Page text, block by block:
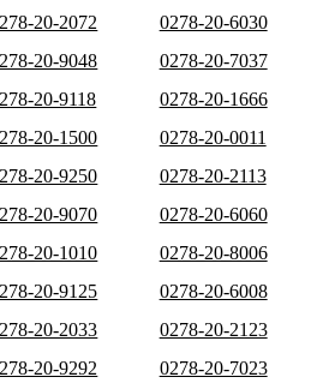
20-2072
0278-20-6030
20-9048
0278-20-7037
20-9118
0278-20-1666
20-1500
0278-20-0011
20-9250
0278-20-2113
20-9070
0278-20-6060
20-1010
0278-20-8006
20-9125
0278-20-6008
20-2033
0278-20-2123
20-9292
0278-20-7023